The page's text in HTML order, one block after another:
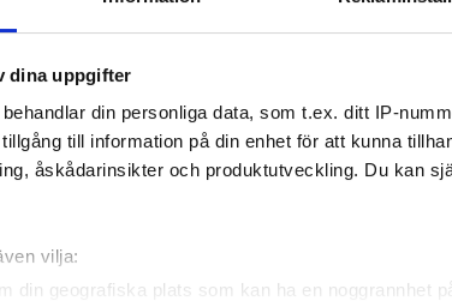
dina uppgifter
behandlar din personliga data, som t.ex. ditt IP-
till information på din enhet för att kunna
åskådarinsikter och produktutveckling. Du kan
vilja:
din geografiska plats som kan ha en noggrannhet